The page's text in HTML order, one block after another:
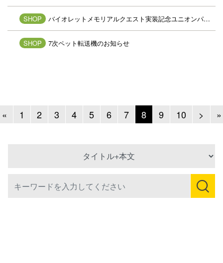
SHOP バイオレットメモリアルクエスト実装記念ユニオンパス登場！
SHOP 7次ペット転送機のお知らせ
«Previous
1 2 3 4 5 6 7 8 9 10 > Next
»